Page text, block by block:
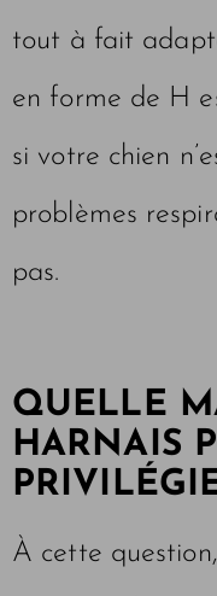
tout à fait
en forme de H
si votre chien
problèmes
pas.
QUELLE
HARNAIS
À cette